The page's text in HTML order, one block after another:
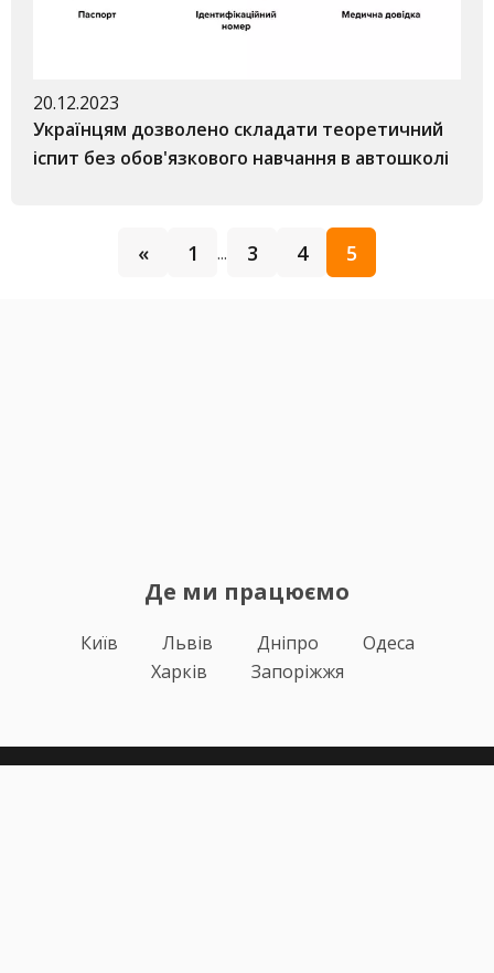
20.12.2023
Українцям дозволено складати теоретичний
іспит без обов'язкового навчання в автошколі
« 1 ... 3 4 5
Де ми працюємо
Київ Львів Дніпро
Одеса
Харків
Запоріжжя